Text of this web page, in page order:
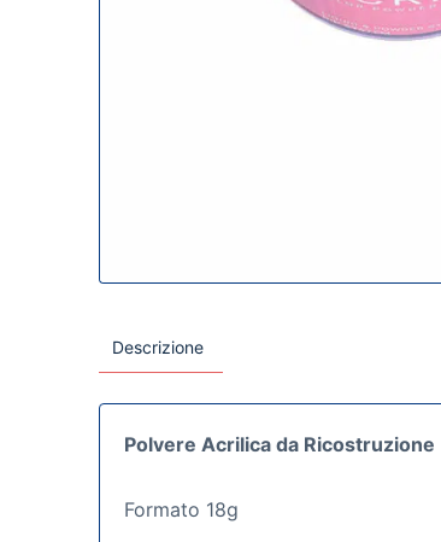
Descrizione
Polvere Acrilica da Ricostruzione
Formato 18g